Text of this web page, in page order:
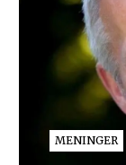
MENINGER